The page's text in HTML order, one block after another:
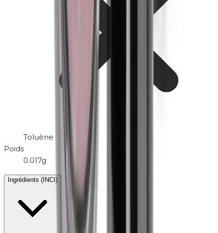
Toluène
Poids
0.017g
Ingrédients (INCI)